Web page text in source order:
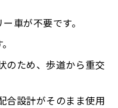
車が不要です。
のため、歩道から重交
合設計がそのまま使用